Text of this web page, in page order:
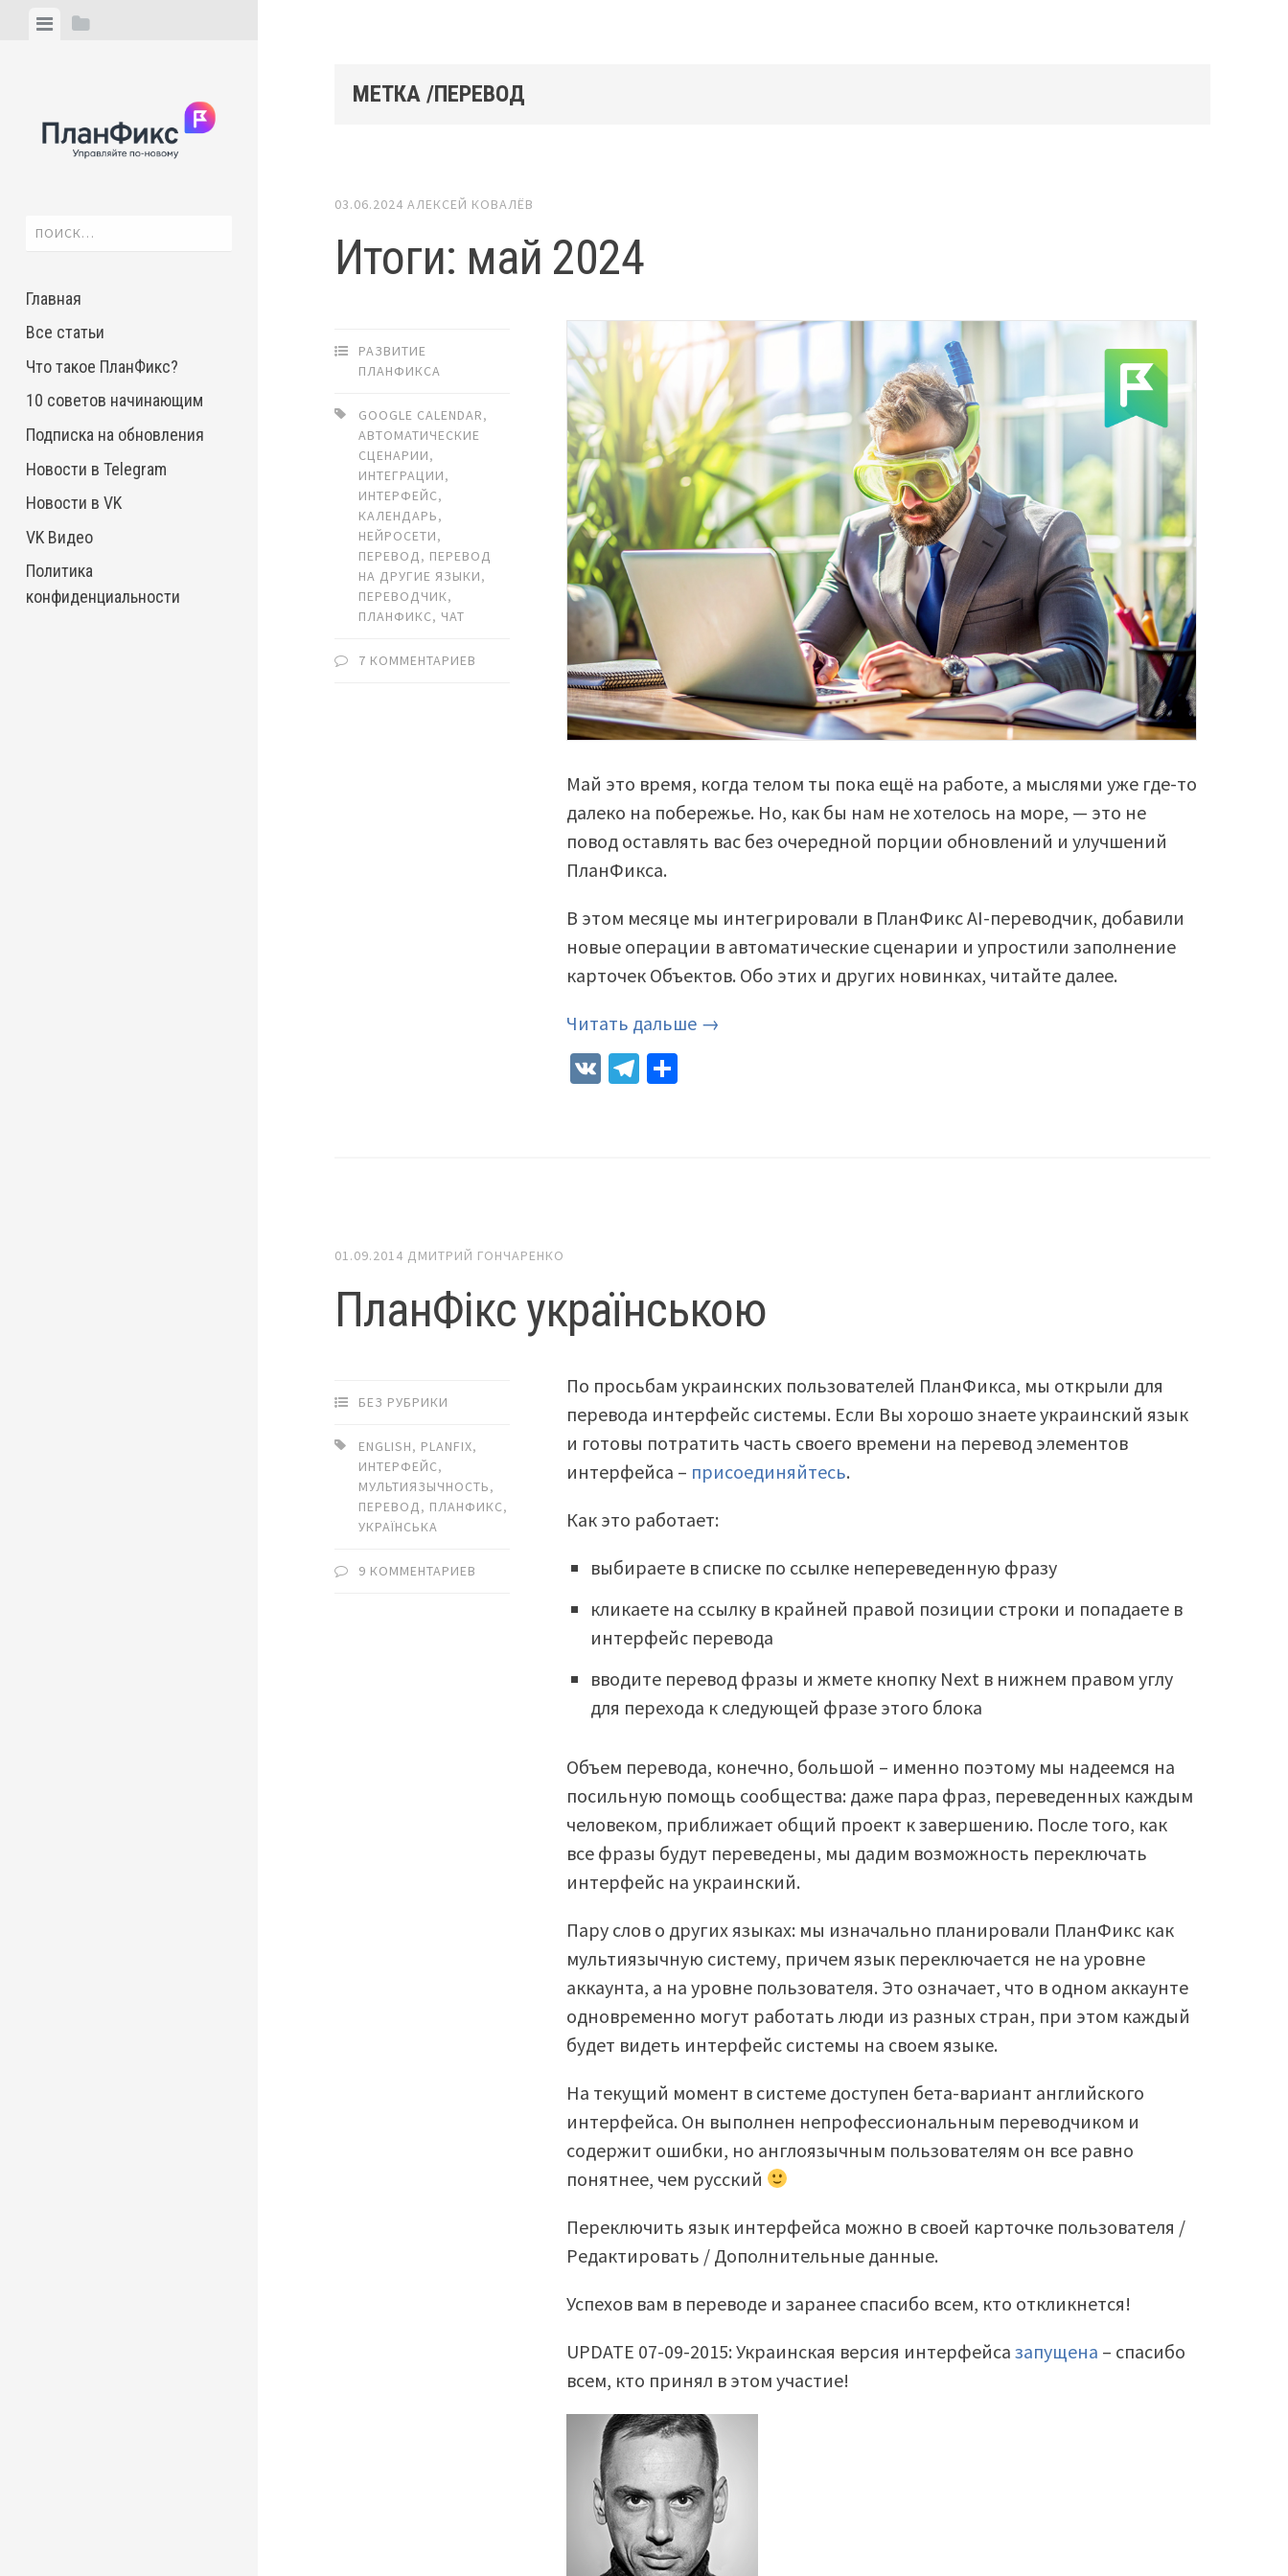
ViewView
Найти:
Главная
Все статьи
Что такое ПланФикс?
10 советов начинающим
Подписка на обновления
Новости в Telegram
Новости в VK
VK Видео
Политика
конфиденциальности
МЕТКА /ПЕРЕВОД
03.06.2024 АЛЕКСЕЙ КОВАЛЁВ
Итоги: май 2024
РАЗВИТИЕ
ПЛАНФИКСА
GOOGLE CALENDAR,
АВТОМАТИЧЕСКИЕ
СЦЕНАРИИ,
ИНТЕГРАЦИИ,
ИНТЕРФЕЙС,
КАЛЕНДАРЬ,
НЕЙРОСЕТИ,
ПЕРЕВОД, ПЕРЕВОД
НА ДРУГИЕ ЯЗЫКИ,
ПЕРЕВОДЧИК,
ПЛАНФИКС, ЧАТ
7 КОММЕНТАРИЕВ
Май это время, когда телом ты пока ещё на работе, а мыслями уже где-то
далеко на побережье. Но, как бы нам не хотелось на море, — это не
повод оставлять вас без очередной порции обновлений и улучшений
ПланФикса.
В этом месяце мы интегрировали в ПланФикс AI-переводчик, добавили
новые операции в автоматические сценарии и упростили заполнение
карточек Объектов. Обо этих и других новинках, читайте далее.
Читать дальше →
VK Telegram
01.09.2014 ДМИТРИЙ ГОНЧАРЕНКО
ПланФікс українською
БЕЗ РУБРИКИ
ENGLISH, PLANFIX,
ИНТЕРФЕЙС,
МУЛЬТИЯЗЫЧНОСТЬ,
ПЕРЕВОД, ПЛАНФИКС,
УКРАЇНСЬКА
9 КОММЕНТАРИЕВ
По просьбам украинских пользователей ПланФикса, мы открыли для
перевода интерфейс системы. Если Вы хорошо знаете украинский язык
и готовы потратить часть своего времени на перевод элементов
интерфейса – присоединяйтесь.
Как это работает:
выбираете в списке по ссылке непереведенную фразу
кликаете на ссылку в крайней правой позиции строки и попадаете в
интерфейс перевода
вводите перевод фразы и жмете кнопку Next в нижнем правом углу
для перехода к следующей фразе этого блока
Объем перевода, конечно, большой – именно поэтому мы надеемся на
посильную помощь сообщества: даже пара фраз, переведенных каждым
человеком, приближает общий проект к завершению. После того, как
все фразы будут переведены, мы дадим возможность переключать
интерфейс на украинский.
Пару слов о других языках: мы изначально планировали ПланФикс как
мультиязычную систему, причем язык переключается не на уровне
аккаунта, а на уровне пользователя. Это означает, что в одном аккаунте
одновременно могут работать люди из разных стран, при этом каждый
будет видеть интерфейс системы на своем языке.
На текущий момент в системе доступен бета-вариант английского
интерфейса. Он выполнен непрофессиональным переводчиком и
содержит ошибки, но англоязычным пользователям он все равно
понятнее, чем русский
Переключить язык интерфейса можно в своей карточке пользователя /
Редактировать / Дополнительные данные.
Успехов вам в переводе и заранее спасибо всем, кто откликнется!
UPDATE 07-09-2015: Украинская версия интерфейсазапущена – спасибо
всем, кто принял в этом участие!